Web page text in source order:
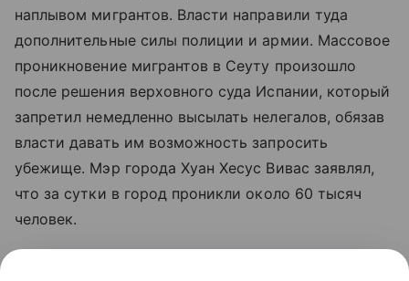
наплывом мигрантов. Власти направили туда
дополнительные силы полиции и армии. Массовое
проникновение мигрантов в Сеуту произошло
после решения верховного суда Испании, который
запретил немедленно высылать нелегалов, обязав
власти давать им возможность запросить
убежище. Мэр города Хуан Хесус Вивас заявлял,
что за сутки в город проникли около 60 тысяч
человек.